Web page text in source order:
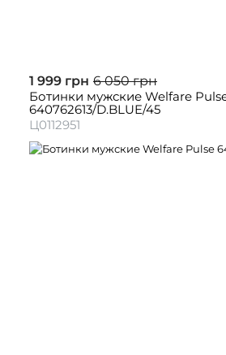
1 999 грн 6 050 грн
Ботинки мужские Welfare
640762613/D.BLUE/45
Ц0112951